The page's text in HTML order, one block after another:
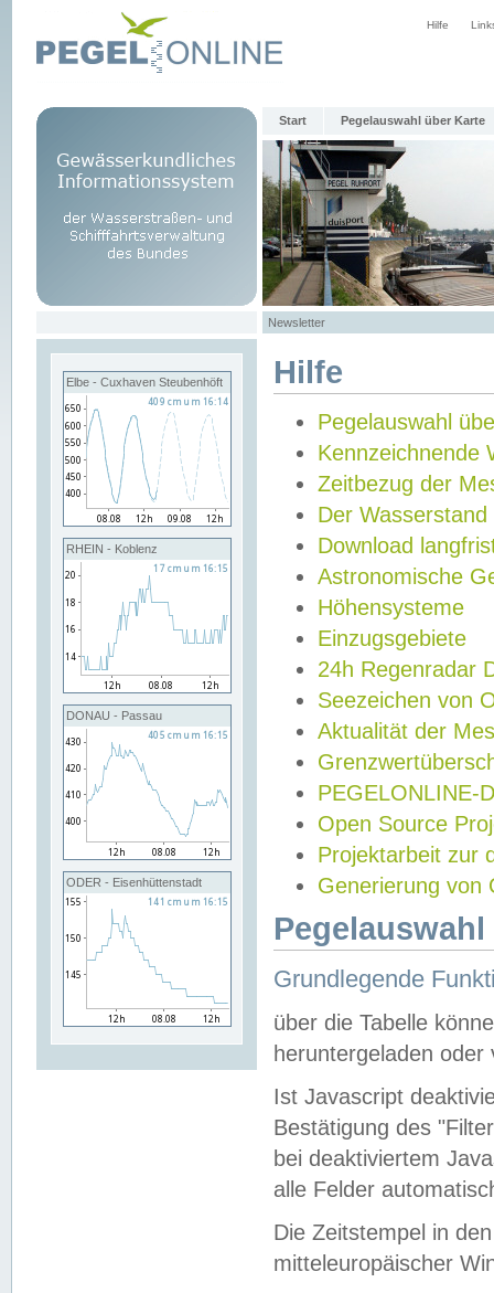
Hilfe
Start Pegelauswahl über Karte
Newsletter
Elbe - Cuxhaven Steubenhöft
RHEIN - Koblenz
DONAU - Passau
ODER - Eisenhüttenstadt
Hilfe
Pegelauswahl
Kennzeichnende
Zeitbezug der
Der Wasserstand
Download
Astronomische
Höhensysteme
Einzugsgebiete
24h Regenradar
Seezeichen von
Aktualität der
PEGELONLINE-
Open Source
Projektarbeit zur
Generierung von
Grundlegende
über die Tabelle
heruntergeladen oder
Ist Javascript
Bestätigung des
bei deaktiviertem
alle Felder
Die Zeitstempel in
mitteleuropäischer